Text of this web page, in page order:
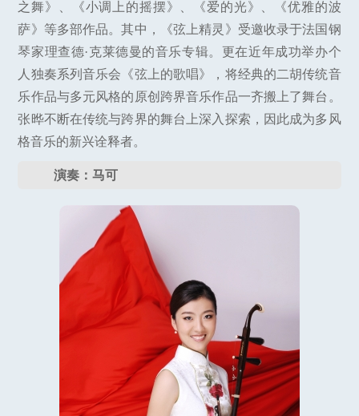
之舞》、《小调上的摇摆》、《爱的光》、《优雅的波
萨》等多部作品。其中，《弦上精灵》受邀收录于法国钢
琴家理查德·克莱德曼的音乐专辑。更在近年成功举办个
人独奏系列音乐会《弦上的歌唱》，将经典的二胡传统音
乐作品与多元风格的原创跨界音乐作品一齐搬上了舞台。
张晔不断在传统与跨界的舞台上深入探索，因此成为多风
格音乐的新兴诠释者。
演奏：马可